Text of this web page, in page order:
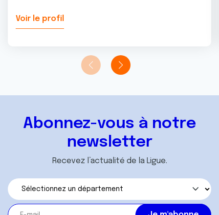
Voir le profil
Abonnez-vous à notre
newsletter
Recevez l’actualité de la Ligue.